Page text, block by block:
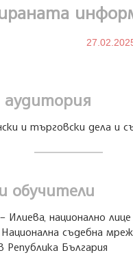
аудитория
и търговски дела и
обучители
Илиева, национално
съдебна
Република България